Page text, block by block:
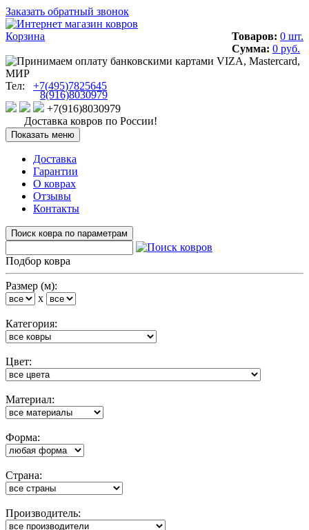
Заказать обратный звонок
Корзина Товаров: 0 шт.
Сумма: 0 руб.
Тел: +7(495)7825645
8(916)8030979
+7(916)8030979
Доставка ковров по России!
Показать меню
Доставка
Гарантии
О коврах
Отзывы
Контакты
Поиск ковра по параметрам
Подбор ковра
Размер (м):
x
Категория:
Цвет:
Материал:
Форма:
Cтрана:
Производитель: